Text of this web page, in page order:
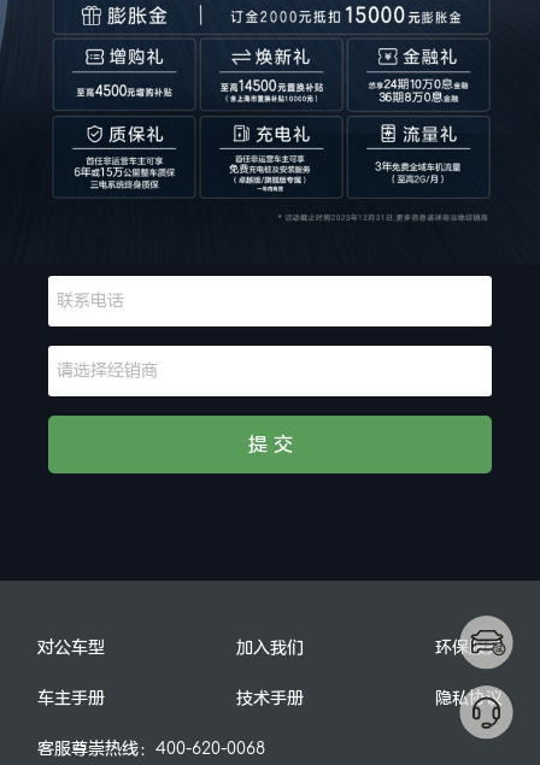
提 交
对公车型 加入我们 环保服务
车主手册 技术手册 隐私协议
客服尊崇热线：400-620-0068